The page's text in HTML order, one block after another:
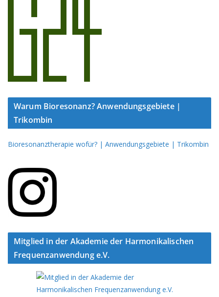
Warum Bioresonanz? Anwendungsgebiete |
Trikombin
Bioresonanztherapie wofür? | Anwendungsgebiete | Trikombin
Mitglied in der Akademie der Harmonikalischen
Frequenzanwendung e.V.